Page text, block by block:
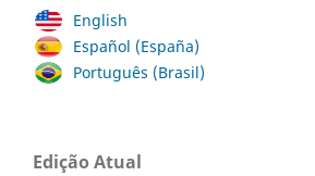
English
Español (España)
Português (Brasil)
Edição Atual